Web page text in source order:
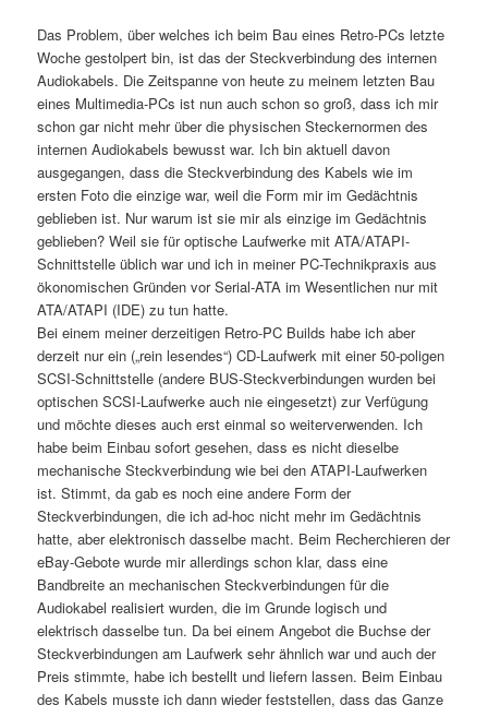
Das Problem, über welches ich beim Bau eines Retro-PCs letzte
Woche gestolpert bin, ist das der Steckverbindung des internen
Audiokabels. Die Zeitspanne von heute zu meinem letzten Bau
eines Multimedia-PCs ist nun auch schon so groß, dass ich mir
schon gar nicht mehr über die physischen Steckernormen des
internen Audiokabels bewusst war. Ich bin aktuell davon
ausgegangen, dass die Steckverbindung des Kabels wie im
ersten Foto die einzige war, weil die Form mir im Gedächtnis
geblieben ist. Nur warum ist sie mir als einzige im Gedächtnis
geblieben? Weil sie für optische Laufwerke mit ATA/ATAPI-
Schnittstelle üblich war und ich in meiner PC-Technikpraxis aus
ökonomischen Gründen vor Serial-ATA im Wesentlichen nur mit
ATA/ATAPI (IDE) zu tun hatte.
Bei einem meiner derzeitigen Retro-PC Builds habe ich aber
derzeit nur ein („rein lesendes“) CD-Laufwerk mit einer 50-poligen
SCSI-Schnittstelle (andere BUS-Steckverbindungen wurden bei
optischen SCSI-Laufwerke auch nie eingesetzt) zur Verfügung
und möchte dieses auch erst einmal so weiterverwenden. Ich
habe beim Einbau sofort gesehen, dass es nicht dieselbe
mechanische Steckverbindung wie bei den ATAPI-Laufwerken
ist. Stimmt, da gab es noch eine andere Form der
Steckverbindungen, die ich ad-hoc nicht mehr im Gedächtnis
hatte, aber elektronisch dasselbe macht. Beim Recherchieren der
eBay-Gebote wurde mir allerdings schon klar, dass eine
Bandbreite an mechanischen Steckverbindungen für die
Audiokabel realisiert wurden, die im Grunde logisch und
elektrisch dasselbe tun. Da bei einem Angebot die Buchse der
Steckverbindungen am Laufwerk sehr ähnlich war und auch der
Preis stimmte, habe ich bestellt und liefern lassen. Beim Einbau
des Kabels musste ich dann wieder feststellen, dass das Ganze